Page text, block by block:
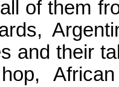
of them
and their